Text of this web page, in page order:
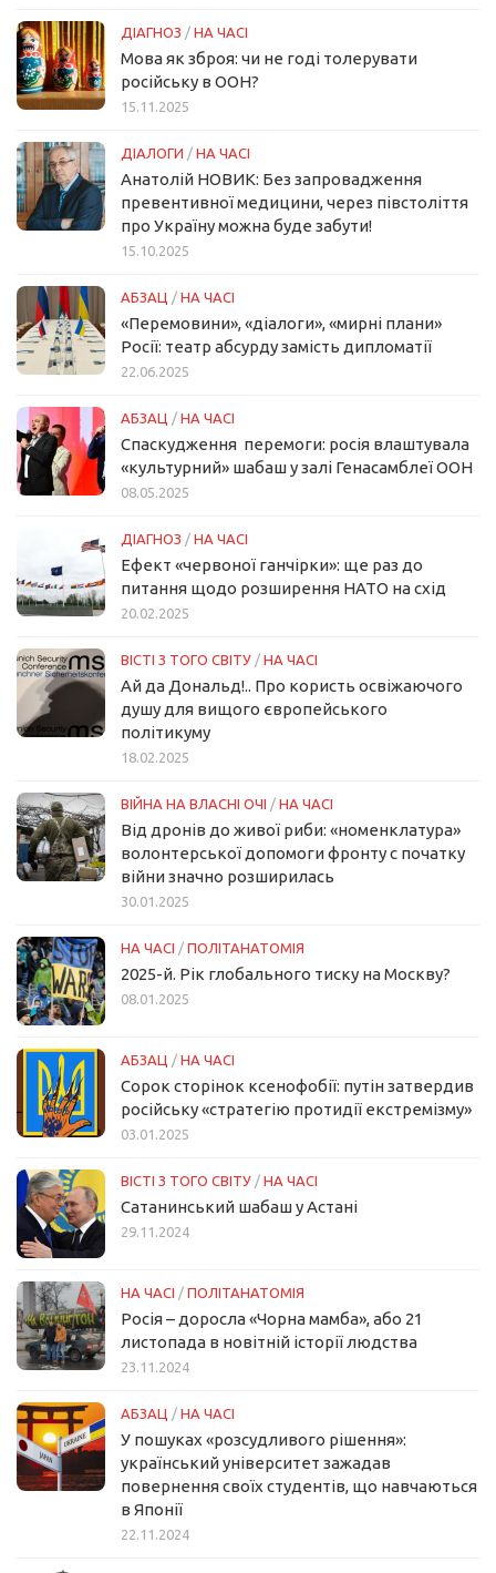
ДІАГНОЗ / НА ЧАСІ
Мова як зброя: чи не годі толерувати
російську в ООН?
15.11.2025
ДІАЛОГИ / НА ЧАСІ
Анатолій НОВИК: Без запровадження
превентивної медицини, через півстоліття
про Україну можна буде забути!
15.10.2025
АБЗАЦ / НА ЧАСІ
«Перемовини», «діалоги», «мирні плани»
Росії: театр абсурду замість дипломатії
22.06.2025
АБЗАЦ / НА ЧАСІ
Спаскудження перемоги: росія влаштувала
«культурний» шабаш у залі Генасамблеї ООН
08.05.2025
ДІАГНОЗ / НА ЧАСІ
Ефект «червоної ганчірки»: ще раз до
питання щодо розширення НАТО на схід
20.02.2025
ВІСТІ З ТОГО СВІТУ / НА ЧАСІ
Ай да Дональд!.. Про користь освіжаючого
душу для вищого європейського
політикуму
18.02.2025
ВІЙНА НА ВЛАСНІ ОЧІ / НА ЧАСІ
Від дронів до живої риби: «номенклатура»
волонтерської допомоги фронту с початку
війни значно розширилась
30.01.2025
НА ЧАСІ / ПОЛІТАНАТОМІЯ
2025-й. Рік глобального тиску на Москву?
08.01.2025
АБЗАЦ / НА ЧАСІ
Сорок сторінок ксенофобії: путін затвердив
російську «стратегію протидії екстремізму»
03.01.2025
ВІСТІ З ТОГО СВІТУ / НА ЧАСІ
Сатанинський шабаш у Астані
29.11.2024
НА ЧАСІ / ПОЛІТАНАТОМІЯ
Росія – доросла «Чорна мамба», або 21
листопада в новітній історії людства
23.11.2024
АБЗАЦ / НА ЧАСІ
У пошуках «розсудливого рішення»:
український університет зажадав
повернення своїх студентів, що навчаються
в Японії
22.11.2024